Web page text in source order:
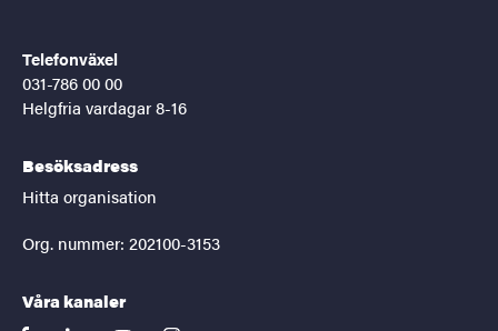
Telefonväxel
031-786 00 00
Helgfria vardagar 8-16
Besöksadress
Hitta organisation
Org. nummer: 202100-3153
Våra kanaler